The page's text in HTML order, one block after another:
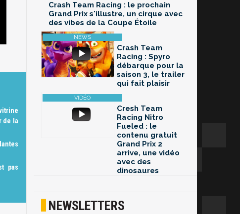
de la
pas
Crash Team Racing : le prochain
Grand Prix s'illustre, un cirque avec
des vibes de la Coupe Étoile
Crash Team
Racing : Spyro
débarque pour la
saison 3, le trailer
qui fait plaisir
Cresh Team
Racing Nitro
Fueled : le
contenu gratuit
Grand Prix 2
arrive, une vidéo
avec des
dinosaures
NEWSLETTERS